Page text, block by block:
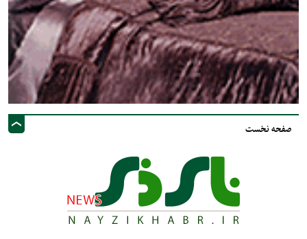
صفحه نخست